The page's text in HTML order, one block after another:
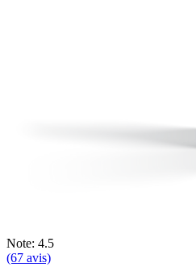
Note: 4.5
(67 avis)